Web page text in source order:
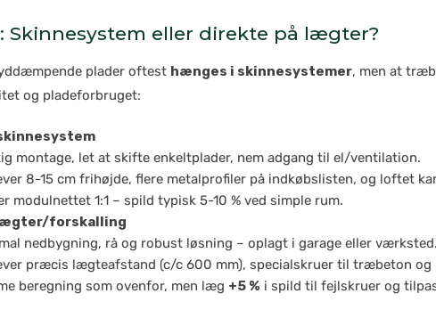
Skinnesystem eller direkte på lægter?
plader oftest hænges i skinnesystemer, men at
og pladeforbruget:
montage, let at skifte enkeltplader, nem adgang til el/ventilation.
8-15 cm frihøjde, flere metalprofiler på indkøbslisten, og loftet
modulnettet 1:1 – spild typisk 5-10 % ved simple rum.
forskalling
nedbygning, rå og robust løsning – oplagt i garage eller værksted.
præcis lægteafstand (c/c 600 mm), specialskruer til træbeton og
beregning som ovenfor, men læg +5 % i spild til fejlskruer og